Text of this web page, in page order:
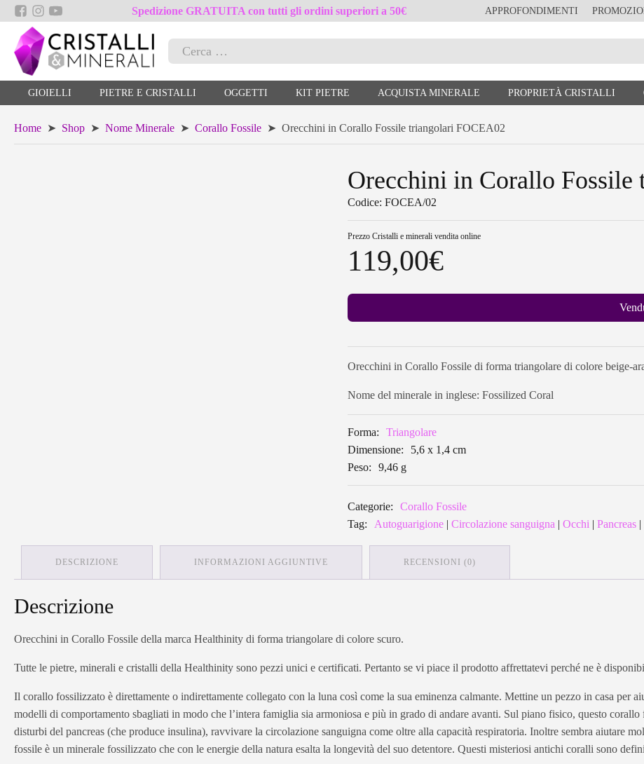
Spedizione GRATUITA con tutti gli ordini superiori a 50€ APPROFONDIMENTI
Ricerca
GIOIELLI PIETRE E CRISTALLI OGGETTI KIT PIETRE ACQUISTA MINERALE PROPRIETÀ CRISTALLI
Home ➤ Shop ➤ Nome Minerale ➤ Corallo Fossile ➤ Orecchini in Corallo Fossile triangolari FOCEA02
Orecchini in Corallo
Codice: FOCEA/02
PrezzoCristalli e minerali vendita online
119,00€
Orecchini in Corallo Fossile di forma triangolare di colore beige-
Nome del minerale in inglese: Fossilized Coral
Forma:
Triangolare
Dimensione:
5,6 x 1,4 cm
Peso:
9,46 g
Categorie:
Corallo Fossile
Tag:
Autoguarigione |Circolazione sanguigna |Occhi |Pancreas |
DESCRIZIONE INFORMAZIONI AGGIUNTIVE RECENSIONI (0)
Descrizione
Orecchini in Corallo Fossile della marca Healthinity di forma triangolare di colore scuro.
Tutte le pietre, minerali e cristalli della Healthinity sono pezzi unici e certificati. Pertanto se vi piace il prodotto affrettatevi perché ne è
Il corallo fossilizzato è direttamente o indirettamente collegato con la luna così come la sua eminenza calmante. Mettine un pezzo in casa per
modelli di comportamento sbagliati in modo che l’intera famiglia sia armoniosa e più in grado di andare avanti. Sul piano fisico, questo
disturbi del pancreas (che produce insulina), ravvivare la circolazione sanguigna come oltre alla capacità respiratoria. Inoltre sembra aiutare
fossile è un minerale fossilizzato che con le energie della natura esalta la longevità del suo detentore. Questi misteriosi antichi coralli sono